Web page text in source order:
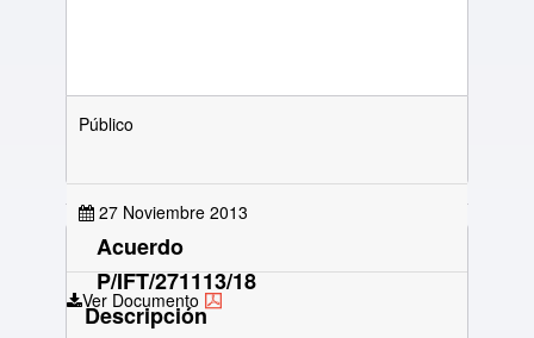
Público
27 Noviembre 2013
Ver Documento
Acuerdo
P/IFT/271113/18
Descripción